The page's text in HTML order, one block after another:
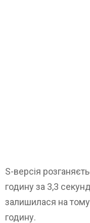
S-версія
годину за 3,3
залишилася на тому
годину.